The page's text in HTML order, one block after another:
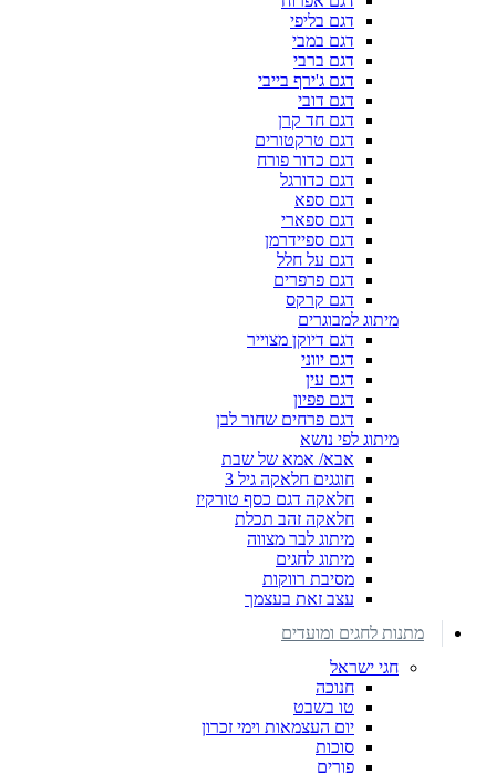
דגם בליפי
דגם במבי
דגם ברבי
דגם ג'ירף בייבי
דגם דובי
דגם חד קרן
דגם טרקטורים
דגם כדור פורח
דגם כדורגל
דגם ספא
דגם ספארי
דגם ספיידרמן
דגם על חלל
דגם פרפרים
דגם קרקס
מיתוג למבוגרים
דגם דיוקן מצוייר
דגם יווני
דגם עין
דגם פפיון
דגם פרחים שחור לבן
מיתוג לפי נושא
אבא/ אמא של שבת
חוגגים חלאקה גיל 3
חלאקה דגם כסף טורקיז
חלאקה זהב תכלת
מיתוג לבר מצווה
מיתוג לחגים
מסיבת רווקות
עצב זאת בעצמך
מתנות לחגים ומועדים
חגי ישראל
חנוכה
טו בשבט
יום העצמאות וימי זכרון
סוכות
פורים